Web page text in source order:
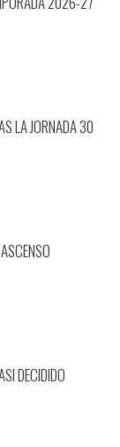
LA JORNADA 30
DECIDIDO